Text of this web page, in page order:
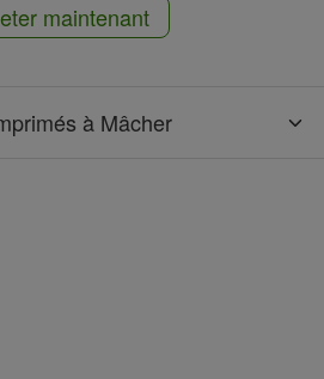
maintenant
à Mâcher